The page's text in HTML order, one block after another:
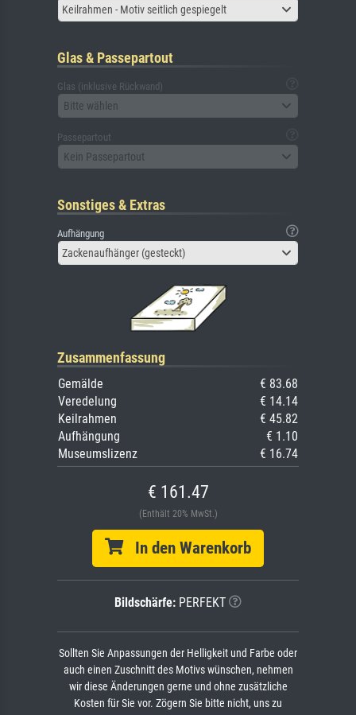
Keilrahmen - Motiv seitlich gespiegelt
Glas & Passepartout
Glas (inklusive Rückwand)
Bitte wählen
Passepartout
Kein Passepartout
Sonstiges & Extras
Aufhängung
Zackenaufhänger (gesteckt)
Zusammenfassung
Gemälde
€ 83.68
Veredelung
€ 14.14
Keilrahmen
€ 45.82
Aufhängung
€ 1.10
Museumslizenz
€ 16.74
€ 161.47
(Enthält 20% MwSt.)
In den Warenkorb
Bildschärfe: PERFEKT
Sollten Sie Anpassungen der Helligkeit und Farbe oder
auch einen Zuschnitt des Motivs wünschen, nehmen
wir diese Änderungen gerne und ohne zusätzliche
Kosten für Sie vor. Zögern Sie bitte nicht, uns zu